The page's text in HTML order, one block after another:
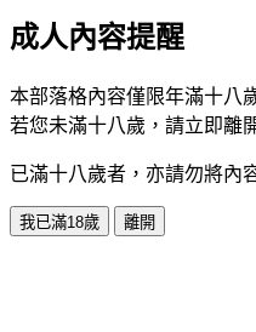
成人內容提醒
本部落格內容僅限年滿十八
若您未滿十八歲，請立即離
已滿十八歲者，亦請勿將內
我已滿18歲 離開